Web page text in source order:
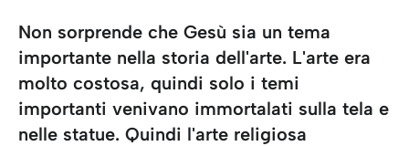
Non sorprende che Gesù sia un tema
importante nella storia dell'arte. L'arte era
molto costosa, quindi solo i temi
importanti venivano immortalati sulla tela e
nelle statue. Quindi l'arte religiosa